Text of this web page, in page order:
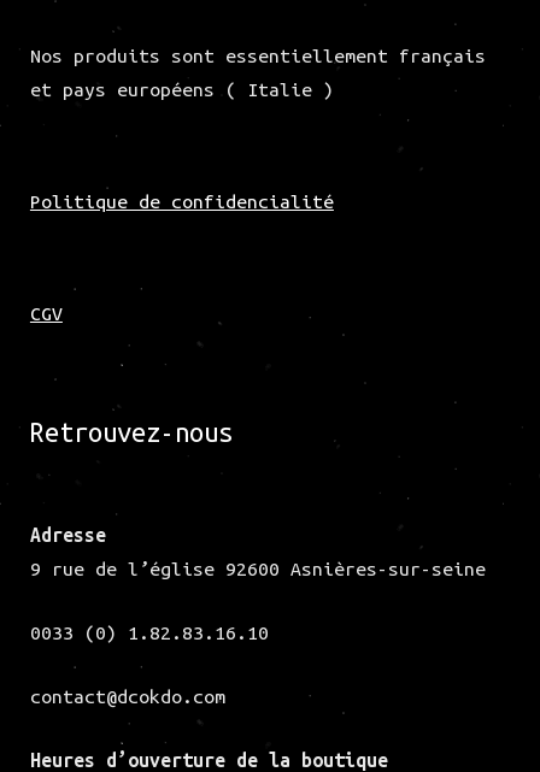
Nos produits sont essentiellement français
et pays européens ( Italie )
Politique de confidencialité
CGV
Retrouvez-nous
Adresse
9 rue de l’église 92600 Asnières-sur-seine
0033 (0) 1.82.83.16.10
contact@dcokdo.com
Heures d’ouverture de la boutique